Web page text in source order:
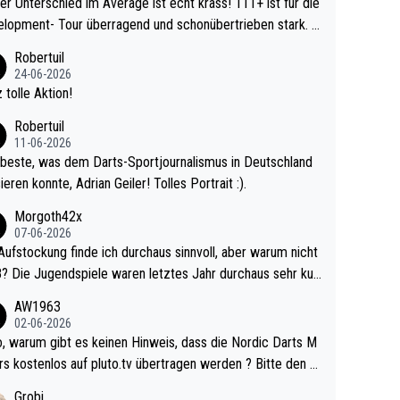
Tour überragend und schonübertrieben stark. U
Da gewinnst keinen Blumentopf - ist ja n
eines Kreisligisten vs einem Bu
Robertuil
24-06-2026
tolle Aktion!
Robertuil
11-06-2026
was dem Darts-Sportjournalismus in Deutschland
konnte, Adrian Geiler! Tolles Portrait :).
Morgoth42x
07-06-2026
finde ich durchaus sinnvoll, aber warum nicht
sehr kur
Somit ändert die automatische Qualifikation des Weltm
nichts. Ich denke sie wollen damit für nächste
AW1963
02-06-2026
M
kostenlos auf pluto.tv übertragen werden ? Bitte den A